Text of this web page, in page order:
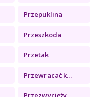
Przepuklina
Przeszkoda
Przetak
Przewracać k...